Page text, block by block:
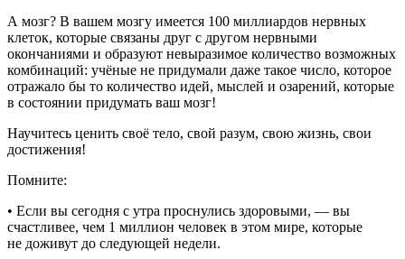
А мозг? В вашем мозгу имеется 100 миллиардов нервных
клеток, которые связаны друг с другом нервными
окончаниями и образуют невыразимое количество возможных
комбинаций: учёные не придумали даже такое число, которое
отражало бы то количество идей, мыслей и озарений, которые
в состоянии придумать ваш мозг!
Научитесь ценить своё тело, свой разум, свою жизнь, свои
достижения!
Помните:
• Если вы сегодня с утра проснулись здоровыми, — вы
счастливее, чем 1 миллион человек в этом мире, которые
не доживут до следующей недели.